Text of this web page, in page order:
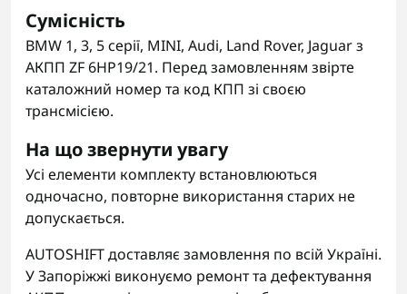
Сумісність
BMW 1, 3, 5 серії, MINI, Audi, Land Rover, Jaguar з
АКПП ZF 6HP19/21. Перед замовленням звірте
каталожний номер та код КПП зі своєю
трансмісією.
На що звернути увагу
Усі елементи комплекту встановлюються
одночасно, повторне використання старих не
допускається.
AUTOSHIFT доставляє замовлення по всій Україні.
У Запоріжжі виконуємо ремонт та дефектування